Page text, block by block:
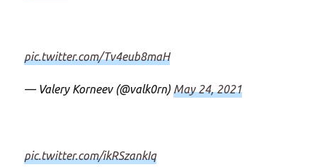
pic.twitter.com/Tv4eub8maH
— Valery Korneev (@valk0rn) May 24, 2021
pic.twitter.com/ikRSzankIq